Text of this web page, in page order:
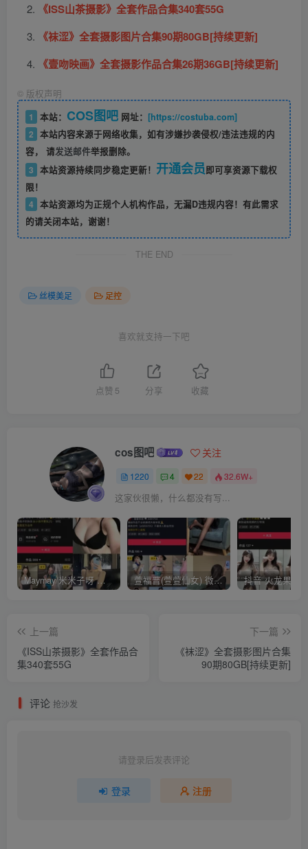
《ISS山茶摄影》全套作品合集340套55G
《袜涩》全套摄影图片合集90期80GB[持续更新]
《壹吻映画》全套摄影作品合集26期36GB[持续更新]
© 版权声明
1
本站： COS图吧网址： [https://costuba.com]
2 本站内容来源于网络收集，如有涉嫌抄袭侵权/违法违规的内
容， 请发送邮件举报删除。
3 本站资源持续同步稳定更新！ 开通会员即可享资源下载权
限！
4 本站资源均为正规个人机构作品，无漏D违规内容！有此需求
的请关闭本站，谢谢！
THE END
丝模美足 足控
喜欢就支持一下吧
点赞 5 分享 收藏
cos图吧 关注
1220 4 22 32.6W+
这家伙很懒，什么都没有写...
Maymay/米米子呀 铁粉空间视图资源下载(持续更新) 萱福晋(萱萱仙女) 微密圈网红视图 作品合集资源 [持续更新]
上一篇
《ISS山茶摄影》全套作品合
集340套55G
下一篇
《袜涩》全套摄影图片合集
90期80GB[持续更新]
评论 抢沙发
请登录后发表评论
登录 注册